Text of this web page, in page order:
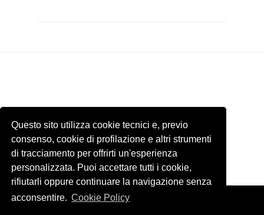
Questo sito utilizza cookie tecnici e, previo
consenso, cookie di profilazione e altri strumenti
di tracciamento per offrirti un'esperienza
personalizzata. Puoi accettare tutti i cookie,
rifiutarli oppure continuare la navigazione senza
acconsentire. Cookie Policy
Template byThemeXpose. Tutti le immagini presenti di questo sito